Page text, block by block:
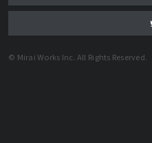
© Mirai Works Inc. All Rights Reserved.